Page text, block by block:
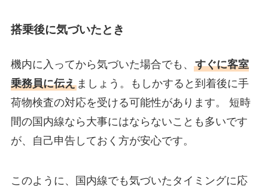
搭乗後に気づいたとき
機内に入ってから気づいた場合でも、 すぐに客室
乗務員に伝えましょう。もしかすると到着後に手
荷物検査の対応を受ける可能性があります。 短時
間の国内線なら大事にはならないことも多いです
が、自己申告しておく方が安心です。
このように、国内線でも気づいたタイミングに応